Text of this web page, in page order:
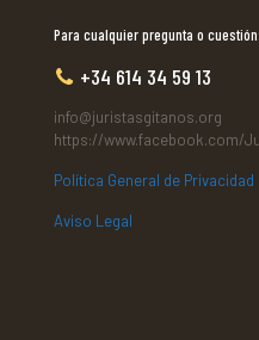
Para cualquier pregunta o cuestión:
+34 614 34 59 13
info@juristasgitanos.org
https://www.facebook.com/
Política General de Privacidad
Aviso Legal